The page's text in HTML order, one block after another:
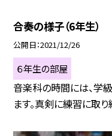
合奏の様子（6年生）
公開日 2021/12/26
６年生の部屋
音楽科の時間には、学
ます。真剣に練習に取り